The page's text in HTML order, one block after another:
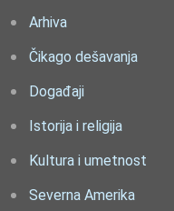
Arhiva
Čikago dešavanja
Događaji
Istorija i religija
Kultura i umetnost
Severna Amerika